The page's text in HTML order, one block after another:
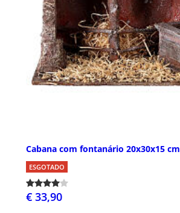
Cabana com fontanário 20x30x15 cm
ESGOTADO
€ 33,90